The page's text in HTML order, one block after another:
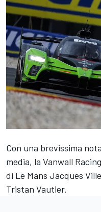
Con una brevissima
media, la Vanwall
di Le Mans Jacques
Tristan Vautier.